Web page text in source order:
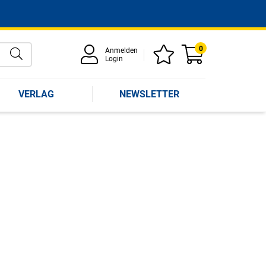
Anmelden
Login
0
VERLAG NEWSLETTER